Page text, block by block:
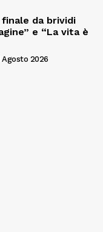
finale da brividi
e “La vita è
Agosto 2026